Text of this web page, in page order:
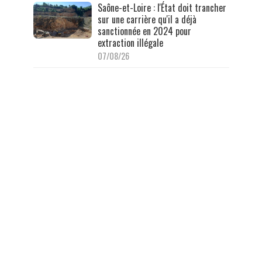
Saône-et-Loire : l'État doit trancher
sur une carrière qu'il a déjà
sanctionnée en 2024 pour
extraction illégale
07/08/26